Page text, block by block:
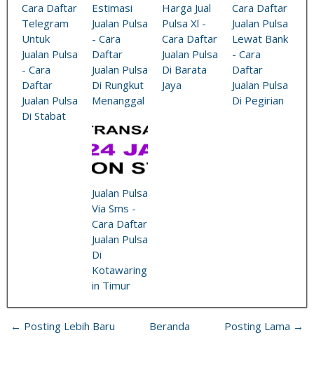
Cara Daftar
Telegram
Untuk
Jualan Pulsa
- Cara
Daftar
Jualan Pulsa
Di Stabat
Estimasi
Jualan Pulsa
- Cara
Daftar
Jualan Pulsa
Di Rungkut
Menanggal
Harga Jual
Pulsa Xl -
Cara Daftar
Jualan Pulsa
Di Barata
Jaya
Cara Daftar
Jualan Pulsa
Lewat Bank
- Cara
Daftar
Jualan Pulsa
Di Pegirian
Jualan Pulsa
Via Sms -
Cara Daftar
Jualan Pulsa
Di
Kotawaring
in Timur
← Posting Lebih Baru Posting Lama →
Beranda